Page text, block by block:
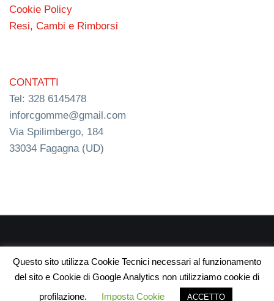
Cookie Policy
Resi, Cambi e Rimborsi
CONTATTI
Tel: 328 6145478
inforcgomme@gmail.com
Via Spilimbergo, 184
33034 Fagagna (UD)
webdesign
Questo sito utilizza Cookie Tecnici necessari al funzionamento
del sito e Cookie di Google Analytics non utilizziamo cookie di
profilazione.
Imposta Cookie ACCETTO